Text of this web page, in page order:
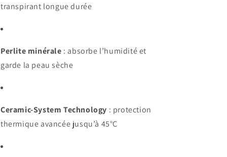
transpirant longue durée
Perlite minérale : absorbe l’humidité et
garde la peau sèche
Ceramic-System Technology : protection
thermique avancée jusqu’à 45°C